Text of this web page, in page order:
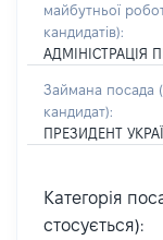
майбутньої
кандидатів):
АДМІНІСТРАЦІЯ
Займана посада
кандидат):
ПРЕЗИДЕНТ
Категорія
стосується):